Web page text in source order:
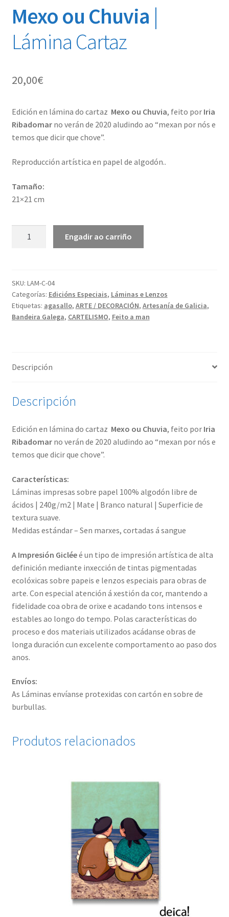
Mexo ou Chuvia |
Lámina Cartaz
20,00€
Edición en lámina do cartaz Mexo ou Chuvia, feito por Iria
Ribadomarno verán de 2020 aludindo ao “mexan por nós e
temos que dicir que chove”.
Reproducción artística en papel de algodón..
Tamaño:
21×21 cm
Lámina
Cartaz
cantidade
Engadir ao carriño
SKU: LAM-C-04
Categorías: Edicións Especiais, Láminas e Lenzos
Etiquetas: agasallo, ARTE / DECORACIÓN, Artesanía de Galicia,
Bandeira Galega, CARTELISMO, Feito a man
Descripción
Descripción
Edición en lámina do cartaz Mexo ou Chuvia, feito por Iria
Ribadomarno verán de 2020 aludindo ao “mexan por nós e
temos que dicir que chove”.
Características:
Láminas impresas sobre papel 100% algodón libre de
ácidos | 240g/m2 | Mate | Branco natural | Superficie de
textura suave.
Medidas estándar – Sen marxes, cortadas á sangue
A Impresión Gicléeé un tipo de impresión artística de alta
definición mediante inxección de tintas pigmentadas
ecolóxicas sobre papeis e lenzos especiais para obras de
arte. Con especial atención á xestión da cor, mantendo a
fidelidade coa obra de orixe e acadando tons intensos e
estables ao longo do tempo. Polas características do
proceso e dos materiais utilizados acádanse obras de
longa duración cun excelente comportamento ao paso dos
anos.
Envíos:
As Láminas envíanse protexidas con cartón en sobre de
burbullas.
Produtos relacionados